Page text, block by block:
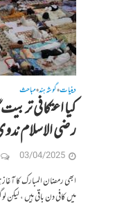
دینیات•گوشہ ہند•مباحث
کیا اعتکافی
رضی الاسلام
03/04/2025
ابھی رمضان المبارک کا
میں کافی دن باقی ہیں ،